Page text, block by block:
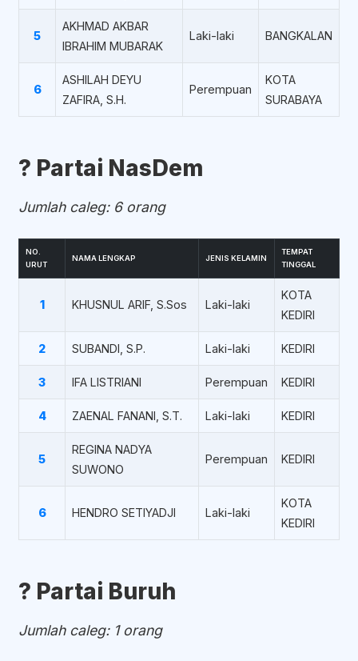
5
AKHMAD AKBAR
IBRAHIM MUBARAK
Laki-laki BANGKALAN
6
ASHILAH DEYU
ZAFIRA, S.H.
Perempuan
KOTA
SURABAYA
?️ Partai NasDem
Jumlah caleg: 6 orang
NO.
URUT
NAMA LENGKAP JENIS KELAMIN
TEMPAT
TINGGAL
1 KHUSNUL ARIF, S.Sos Laki-laki
KOTA
KEDIRI
2 SUBANDI, S.P. Laki-laki KEDIRI
3 IFA LISTRIANI Perempuan KEDIRI
4 ZAENAL FANANI, S.T. Laki-laki KEDIRI
5
REGINA NADYA
SUWONO
Perempuan KEDIRI
6 HENDRO SETIYADJI Laki-laki
KOTA
KEDIRI
?️ Partai Buruh
Jumlah caleg: 1 orang